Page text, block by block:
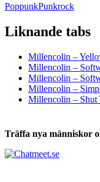
PoppunkPunkrock
Liknande tabs
Millencolin –
Millencolin –
Millencolin –
Millencolin –
Millencolin – Shut
Träffa nya människor